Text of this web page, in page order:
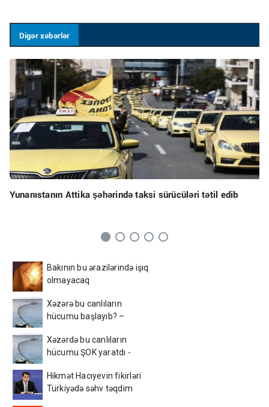
Digər xəbərlər
Yunanıstanın Attika şəhərində taksi sürücüləri tətil edib
Bakının bu ərazilərində işıq
olmayacaq
Xəzərə bu canlıların
hücumu başlayıb? –
yaratdı / FOTO
Xəzərdə bu canlıların
hücumu ŞOK yaratdı -
Hikmət Hacıyevin fikirləri
Türkiyədə səhv təqdim